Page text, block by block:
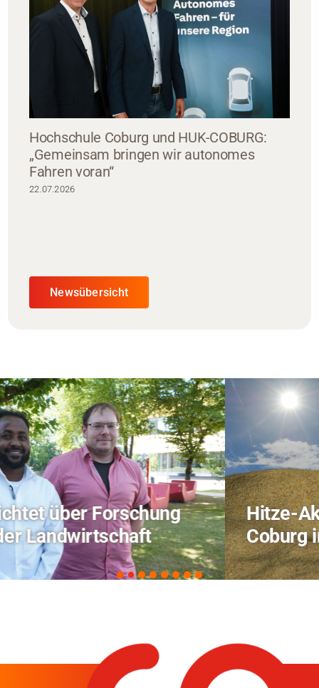
Hochschule Coburg und HUK-COBURG:
„Gemeinsam bringen wir autonomes
Fahren voran“
22.07.2026
Newsübersicht
Hitze-Aktionstag: Hochschule
Coburg im Radio Bamberg